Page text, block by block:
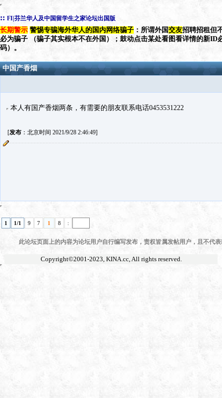
:: FI|芬兰华人及中国留学生之家论坛出国版
长期警示 警惕专骗海外华人的国内网络骗子 ：所谓外国交友招聘招租但
必为骗子 （骗子其实根本不在外国）；鼓动点击某处看图看详情的新ID
码）。
中国产香烟
本人有国产香烟两条，有需要的朋友联系电话0453531222
[发布：北京时间 2021/9/28 2:46:49]
1 1/1 9 7 1 8 :
此论坛页面上的内容为论坛用户自行编写发布，责权皆属发帖用户，且不代
Copyright©2001-2023, KINA.cc, All rights reserved.